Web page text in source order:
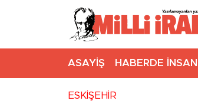
ASAYİŞ HABERDE İNSAN
ESKİŞEHİR